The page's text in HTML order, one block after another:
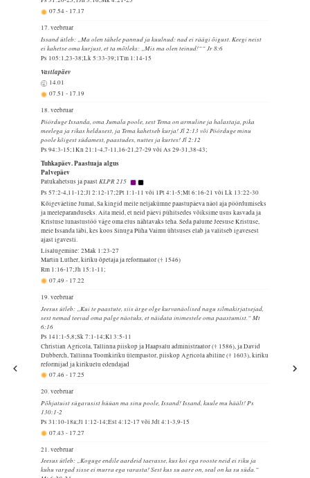
07.54- 17.17
17. veebruar
Issand ütleb: „Ma olen tähele pannud ja kuulnud: nad ei räägi õigust. Keegi neist
ei kahetse oma kurjust, et ta mõtleks: „Mis ma olen teinud!““ Jr 8:6
Ps 105:1,23-38;Lk 5:33-39;1Tm 1:14-15
Vastlapäev
14.01
07.51- 17.19
18. veebruar
Pöörduge Issanda, oma Jumala poole, sest Tema on armuline ja halastaja, pika
meelega ja rikas heldusest, ja Tema kahetseb kurja! Jl 2:13 või Pöörduge minu
poole kõigest südamest, paastudes, nuttes ja kurtes! Jl 2:12
Ps 94:3-15;1Kn 21:1-4,7-11,16-21,27-29 või As 29-31,38-43;
Tuhkapäev. Paastuaja algus
Palvepäev
Patukahetsus ja paastKLPR 215
Ps 57:2-4,11-12;Jl 2:12-17;2Pt 1:1-11 või 1Pt 4:1-5;Mt 6:16-21 või Lk 13:22-30
Kõigeväeline Jumal, Sa kingid meile neljakümne paastupäeva näol aja pöördumiseks
ja meeleparanduseks. Aita meid, et neid päevi pühitsedes võiksime usus kasvada ja
Kristuse lunastustöö väge oma elus nähtavaks teha. Seda palume Jeesuse Kristuse,
meie Issanda läbi, kes koos Sinuga Püha Vaimu ühtsuses elab ja valitseb igavesest
ajast igavesti.
Lisalugemine: 2Mak 1:23-27
Martin Luther, kiriku õpetaja ja reformaator († 1546)
Rm 1:16-17;Jh 15:1-11;
07.49- 17.22
19. veebruar
Jeesus ütleb: „Kui te paastute, siis ärge olge kurvanäolised nagu silmakirjatsejad,
sest nemad teevad oma palge näotuks, et näidata inimestele oma paastumist.“ Mt
6:16
Ps 141:1-5,8;Sk 7:1-14;Kl 3:5-11
Christian Agricola, Tallinna piiskop ja Haapsalu administraator († 1586), ja David
Dubberch, Tallinna Toomkiriku ülempastor, piiskop Agricola abiline († 1603), kiriku
reformijad ja kirikuelu edendajad
07.46- 17.25
20. veebruar
Põhjatuist sügavusist hüüan ma sinu poole, Issand! Issand, kuule mu häält! Ps
130:1-2
Ps 31:10-18a;Jl 1:12-14;Est 4:12-17 või Jdt 4:1-3,9-15
07.43- 17.27
21. veebruar
Jeesus ütleb: „Koguge endile aardeid taevasse, kus koi ega rooste neid ei riku ja
kuhu vargad sisse ei murra ega varasta! Sest kus su aare on, seal on ka su süda.“